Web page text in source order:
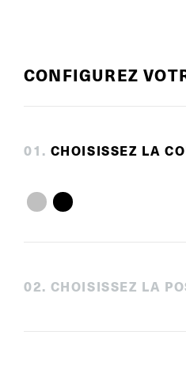
CONFIGUREZ
01 . CHOISISSEZ LA
02. CHOISISSEZ LA